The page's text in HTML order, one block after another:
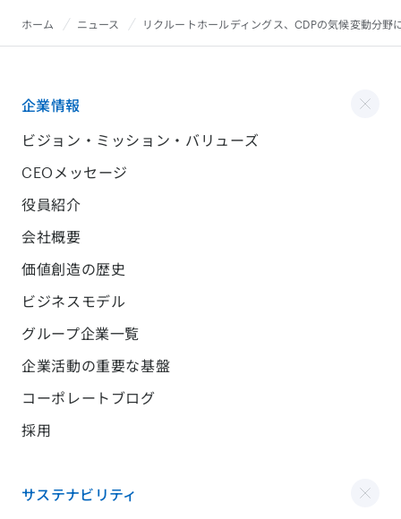
ホーム ニュース リクルートホールディングス、CDPの気候変動分野
企業情報
ビジョン・ミッション・バリューズ
CEOメッセージ
役員紹介
会社概要
価値創造の歴史
ビジネスモデル
グループ企業一覧
企業活動の重要な基盤
コーポレートブログ
採用
サステナビリティ